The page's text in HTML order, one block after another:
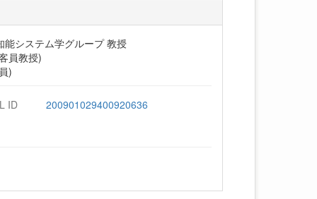
システム学グループ 教授
員教授)
)
ID
200901029400920636